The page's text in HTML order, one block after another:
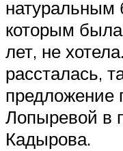
натуральным
которым
лет, не
рассталась,
предложение
Лопыревой в
Кадырова.